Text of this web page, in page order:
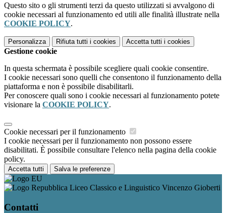
Questo sito o gli strumenti terzi da questo utilizzati si avvalgono di
cookie necessari al funzionamento ed utili alle finalità illustrate nella
COOKIE POLICY.
Personalizza Rifiuta tutti i cookies Accetta tutti i cookies
Gestione cookie
In questa schermata è possibile scegliere quali cookie consentire.
I cookie necessari sono quelli che consentono il funzionamento della
piattaforma e non è possibile disabilitarli.
Per conoscere quali sono i cookie necessari al funzionamento potete
visionare la COOKIE POLICY.
Cookie necessari per il funzionamento
I cookie necessari per il funzionamento non possono essere
disabilitati. È possibile consultare l'elenco nella pagina della cookie
policy.
Accetta tutti Salva le preferenze
Liceo Classico e Linguistico Vincenzo Gioberti
Contatti